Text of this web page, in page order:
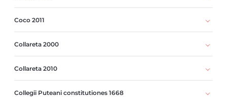
Coco 2011
Collareta 2000
Collareta 2010
Collegii Puteani constitutiones 1668